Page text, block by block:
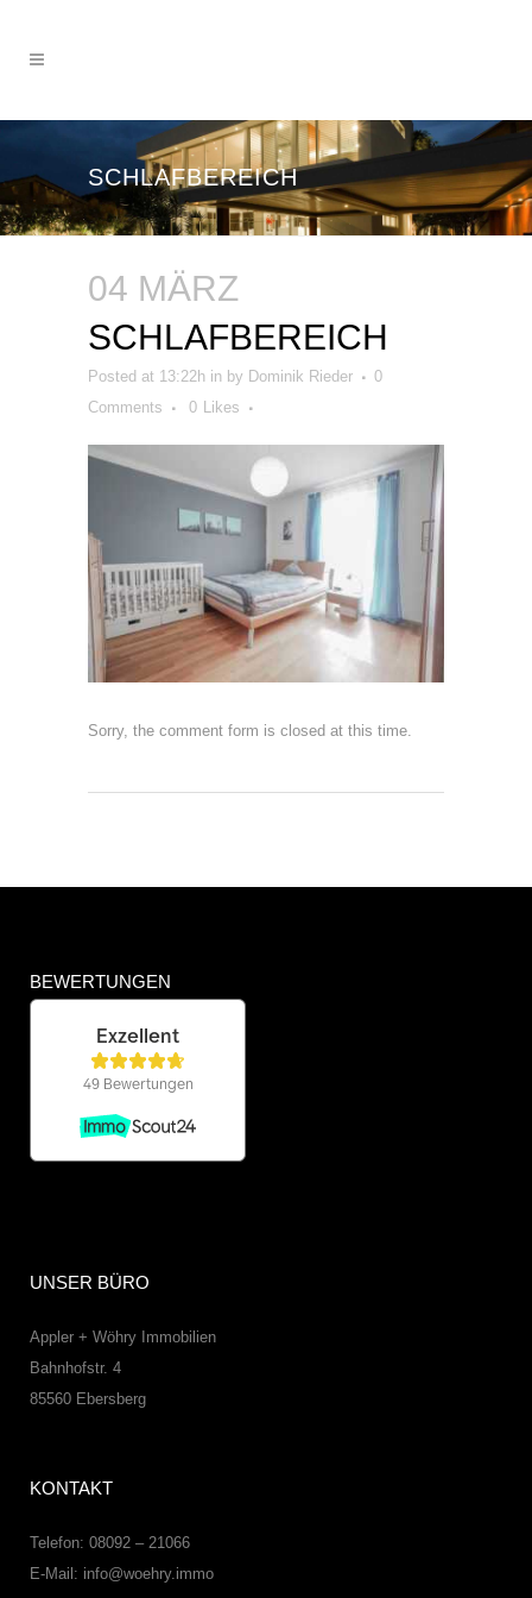
SCHLAFBEREICH
04 MÄRZ
SCHLAFBEREICH
Posted at 13:22h in by Dominik Rieder
0
Comments
0 Likes
Sorry, the comment form is closed at this time.
BEWERTUNGEN
UNSER BÜRO
Appler + Wöhry Immobilien
Bahnhofstr. 4
85560 Ebersberg
KONTAKT
Telefon: 08092 – 21066
E-Mail: info@woehry.immo